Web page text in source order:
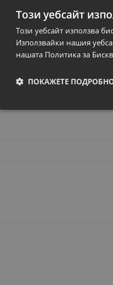
Този уебсайт
Този уебсайт използва
Използвайки нашия
нашата Политика за
ПОКАЖЕТЕ